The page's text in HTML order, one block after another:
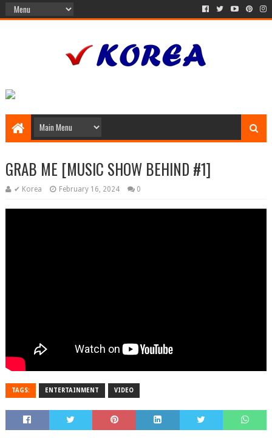
GRAB ME [MUSIC SHOW BEHIND #1]
✔ Korea February 16, 2024 0
TAGS: ENTERTAINMENT VIDEO